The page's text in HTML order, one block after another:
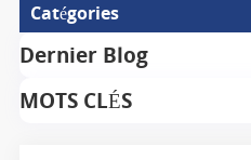
Catégories
Dernier Blog
MOTS CLÉS